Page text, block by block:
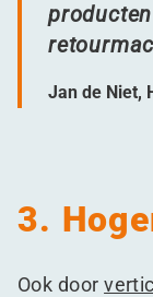
Jan de Niet,
3.
Ook door